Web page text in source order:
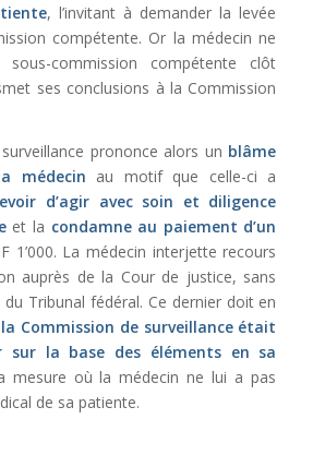
, l’invitant à demander la levée
compétente. Or la médecin ne
sous-commission compétente clôt
ses conclusions à la Commission
prononce alors un blâme
médecin au motif que celle-ci a
d’agir avec soin et diligence
et la condamne au paiement d’un
1’000. La médecin interjette recours
auprès de la Cour de justice, sans
du Tribunal fédéral. Ce dernier doit en
Commission de surveillance était
sur la base des éléments en sa
mesure où la médecin ne lui a pas
de sa patiente.